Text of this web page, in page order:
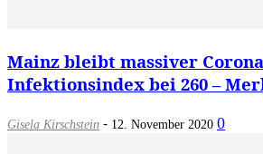
Mainz bleibt massiver
Infektionsindex bei 260 –
Gisela Kirschstein - 12. November 2020 0